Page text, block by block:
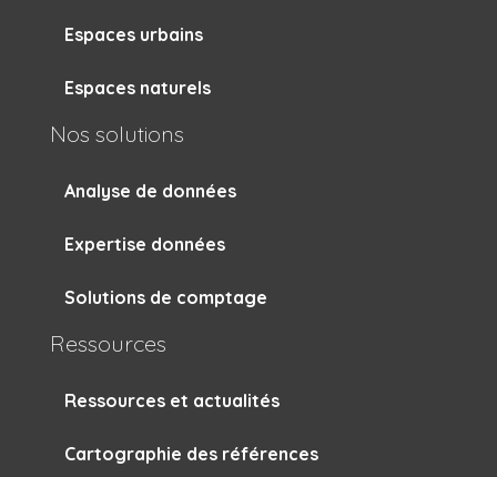
Espaces urbains
Espaces naturels
Nos solutions
Analyse de données
Expertise données
Solutions de comptage
Ressources
Ressources et actualités
Cartographie des références